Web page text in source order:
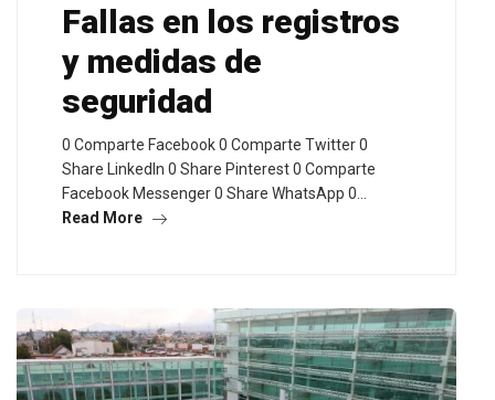
Fallas en los registros
y medidas de
seguridad
0 Comparte Facebook 0 Comparte Twitter 0
Share LinkedIn 0 Share Pinterest 0 Comparte
Facebook Messenger 0 Share WhatsApp 0…
Read More